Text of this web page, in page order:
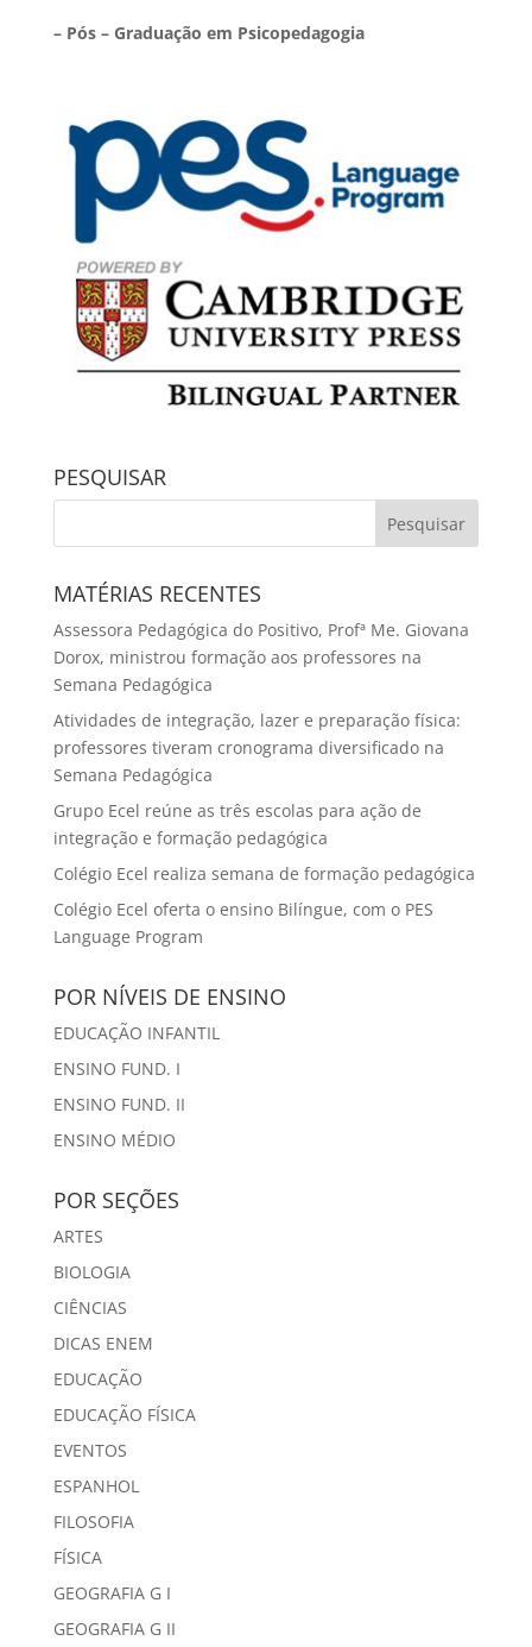
– Pós – Graduação em Psicopedagogia
PESQUISAR
MATÉRIAS RECENTES
Assessora Pedagógica do Positivo, Profª Me. Giovana
Dorox, ministrou formação aos professores na
Semana Pedagógica
Atividades de integração, lazer e preparação física:
professores tiveram cronograma diversificado na
Semana Pedagógica
Grupo Ecel reúne as três escolas para ação de
integração e formação pedagógica
Colégio Ecel realiza semana de formação pedagógica
Colégio Ecel oferta o ensino Bilíngue, com o PES
Language Program
POR NÍVEIS DE ENSINO
EDUCAÇÃO INFANTIL
ENSINO FUND. I
ENSINO FUND. II
ENSINO MÉDIO
POR SEÇÕES
ARTES
BIOLOGIA
CIÊNCIAS
DICAS ENEM
EDUCAÇÃO
EDUCAÇÃO FÍSICA
EVENTOS
ESPANHOL
FILOSOFIA
FÍSICA
GEOGRAFIA G I
GEOGRAFIA G II